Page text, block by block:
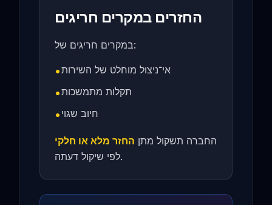
החזרים במקרים חריגים
במקרים חריגים של:
•אי־ניצול מוחלט של השירות
•תקלות מתמשכות
• חיוב שגוי
החברה תשקול מתן החזר מלא או חלקי
לפי שיקול דעתה.